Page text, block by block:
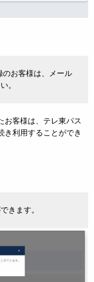
のお客様は、メール
。
お客様は、テレ東パス
き利用することができ
きます。